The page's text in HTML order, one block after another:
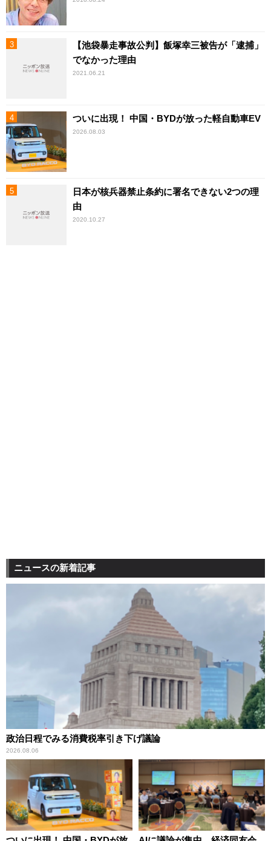
【池袋暴走事故公判】飯塚幸三被告が「逮捕」
でなかった理由
2021.06.21
ついに出現！ 中国・BYDが放った軽自動車EV
2026.08.03
日本が核兵器禁止条約に署名できない2つの理
由
2020.10.27
ニュースの新着記事
政治日程でみる消費税率引き下げ議論
2026.08.06